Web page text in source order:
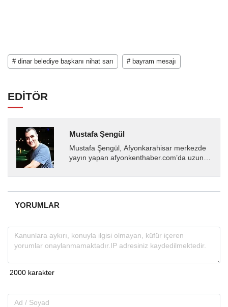
# dinar belediye başkanı nihat sarı # bayram mesajı
EDİTÖR
Mustafa Şengül
Mustafa Şengül, Afyonkarahisar merkezde
yayın yapan afyonkenthaber.com’da uzun
almakta, haber akışı...
YORUMLAR